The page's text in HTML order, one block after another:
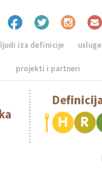
ljudi iza definicije usluge
projekti i partneri